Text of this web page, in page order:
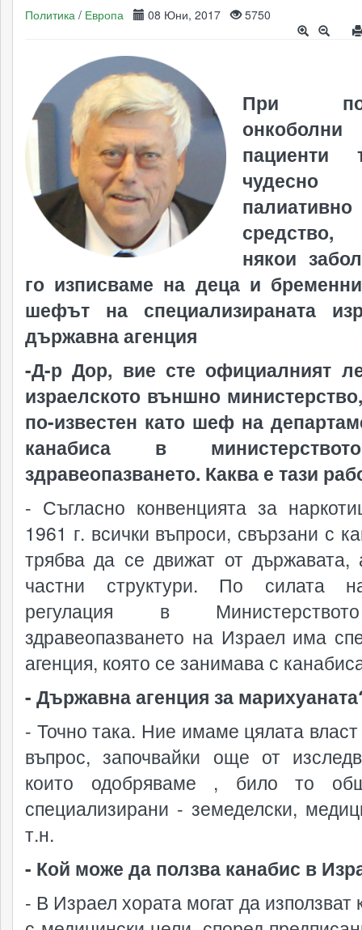
Политика / Европа 08 Юни, 2017 5750
При
онкоболни
чудесно
палиативно
някои
го изписваме на деца и
шефът на специализираната
държавна агенция
-Д-р Дор, вие сте официалният
израелското външно
по-известен като шеф на
канабиса в
здравеопазването. Каква е тази
- Съгласно конвенцията за
1961 г. всички въпроси, свързани с
трябва да се движат от
частни структури. По силата
регулация в
здравеопазването на Израел има
агенция, която се занимава с
- Държавна агенция за
- Точно така. Ние имаме цялата власт
въпрос, започвайки още от
които одобряваме , било то
специализирани - земеделски,
т.н.
- Кой може да ползва канабис в
- В Израел хората могат да използват